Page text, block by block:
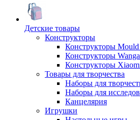
Детские товары
Конструкторы
Конструкторы
Конструкторы
Конструкторы
Товары для творчества
Наборы для
Наборы для
Канцелярия
Игрушки